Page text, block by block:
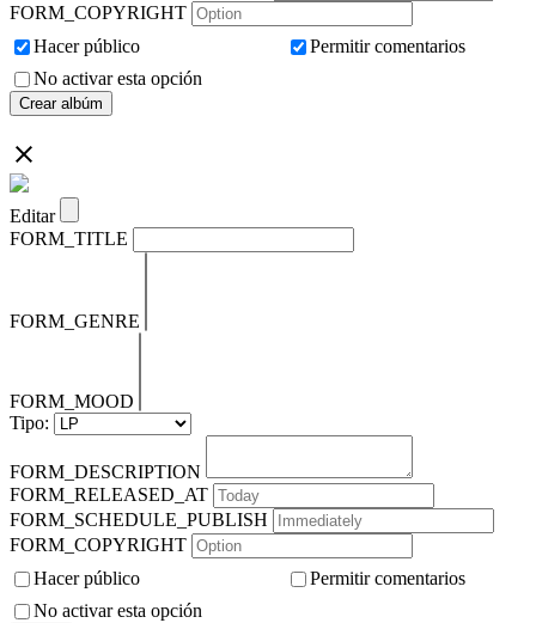
FORM_COPYRIGHT
Hacer público
Permitir comentarios
No activar esta opción
Crear albúm
Editar
FORM_TITLE
FORM_GENRE
FORM_MOOD
Tipo:
FORM_DESCRIPTION
FORM_RELEASED_AT
FORM_SCHEDULE_PUBLISH
FORM_COPYRIGHT
Hacer público
Permitir comentarios
No activar esta opción